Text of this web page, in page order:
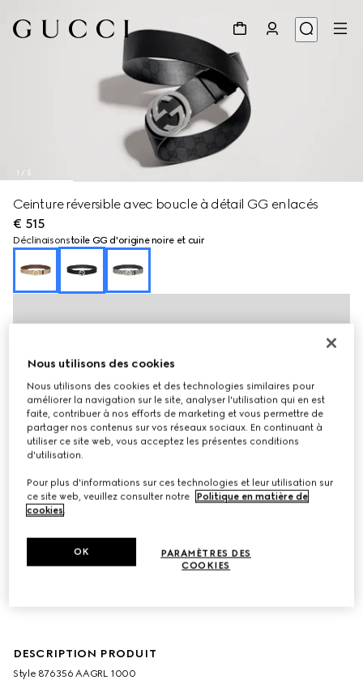
1 / 5
Ceinture réversible avec boucle à détail GG enlacés
€ 515
Déclinaisonstoile GG d'origine noire et cuir
DESCRIPTION PRODUIT
Style ‎876356 AAGRL 1000
Nous utilisons des cookies
Nous utilisons des cookies et des technologies similaires pour
améliorer la navigation sur le site, analyser l'utilisation qui en est
faite, contribuer à nos efforts de marketing et vous permettre de
partager nos contenus sur vos réseaux sociaux. En continuant à
utiliser ce site web, vous acceptez les présentes conditions
d'utilisation.
Pour plus d'informations sur ces technologies et leur utilisation sur
ce site web, veuillez consulter notre
Politique en matière de
cookies.
PARAMÈTRES DES
COOKIES
OK